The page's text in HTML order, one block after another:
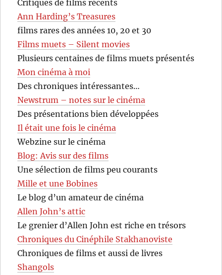
Critiques de films récents
Ann Harding’s Treasures
films rares des années 10, 20 et 30
Films muets – Silent movies
Plusieurs centaines de films muets présentés
Mon cinéma à moi
Des chroniques intéressantes…
Newstrum – notes sur le cinéma
Des présentations bien développées
Il était une fois le cinéma
Webzine sur le cinéma
Blog: Avis sur des films
Une sélection de films peu courants
Mille et une Bobines
Le blog d’un amateur de cinéma
Allen John’s attic
Le grenier d’Allen John est riche en trésors
Chroniques du Cinéphile Stakhanoviste
Chroniques de films et aussi de livres
Shangols